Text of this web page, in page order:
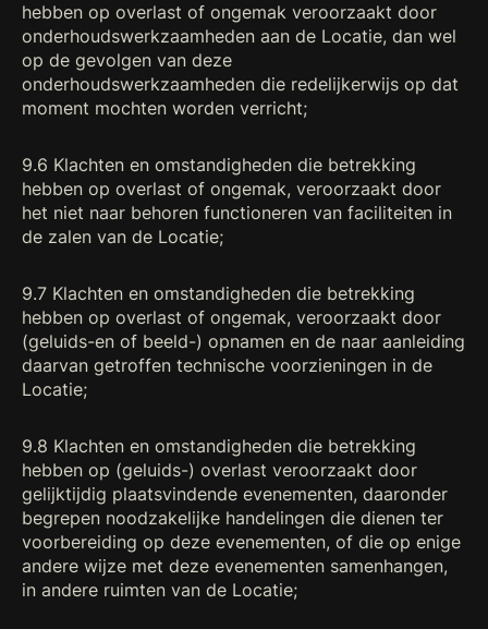
hebben op overlast of ongemak veroorzaakt door
onderhoudswerkzaamheden aan de Locatie, dan wel
op de gevolgen van deze
onderhoudswerkzaamheden die redelijkerwijs op dat
moment mochten worden verricht;
9.6 Klachten en omstandigheden die betrekking
hebben op overlast of ongemak, veroorzaakt door
het niet naar behoren functioneren van faciliteiten in
de zalen van de Locatie;
9.7 Klachten en omstandigheden die betrekking
hebben op overlast of ongemak, veroorzaakt door
(geluids-en of beeld-) opnamen en de naar aanleiding
daarvan getroffen technische voorzieningen in de
Locatie;
9.8 Klachten en omstandigheden die betrekking
hebben op (geluids-) overlast veroorzaakt door
gelijktijdig plaatsvindende evenementen, daaronder
begrepen noodzakelijke handelingen die dienen ter
voorbereiding op deze evenementen, of die op enige
andere wijze met deze evenementen samenhangen,
in andere ruimten van de Locatie;